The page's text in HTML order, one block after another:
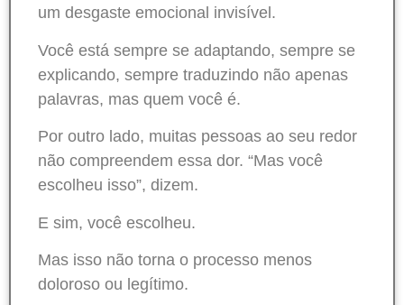
um desgaste emocional invisível.
Você está sempre se adaptando, sempre se
explicando, sempre traduzindo não apenas
palavras, mas quem você é.
Por outro lado, muitas pessoas ao seu redor
não compreendem essa dor. “Mas você
escolheu isso”, dizem.
E sim, você escolheu.
Mas isso não torna o processo menos
doloroso ou legítimo.